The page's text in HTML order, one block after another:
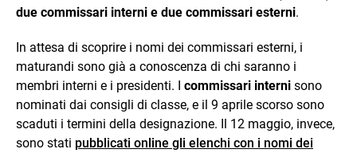
due commissari interni e due commissari esterni.
In attesa di scoprire i nomi dei commissari esterni, i
maturandi sono già a conoscenza di chi saranno i
membri interni e i presidenti. I commissari interni sono
nominati dai consigli di classe, e il 9 aprile scorso sono
scaduti i termini della designazione. Il 12 maggio, invece,
sono stati pubblicati online gli elenchi con i nomi dei